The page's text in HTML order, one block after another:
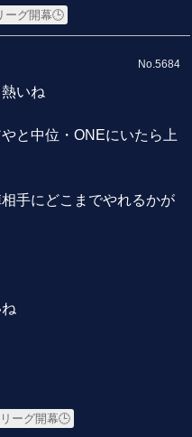
ーグ開幕🕒
No.5684
いね
と中位・ONEにいたら上
手にどこまでやれるかが
ーグ開幕🕒